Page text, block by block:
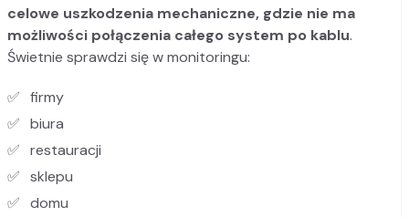
celowe uszkodzenia mechaniczne, gdzie nie ma
możliwości połączenia całego system po kablu.
Świetnie sprawdzi się w monitoringu:
firmy
biura
restauracji
sklepu
domu